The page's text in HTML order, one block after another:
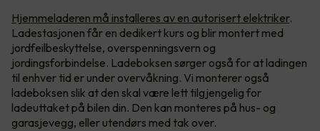
Hjemmeladeren må installeres av en autorisert elektriker.
Ladestasjonen får en dedikert kurs og blir montert med
jordfeilbeskyttelse, overspenningsvern og
jordingsforbindelse. Ladeboksen sørger også for at ladingen
til enhver tid er under overvåkning. Vi monterer også
ladeboksen slik at den skal være lett tilgjengelig for
ladeuttaket på bilen din. Den kan monteres på hus- og
garasjevegg, eller utendørs med tak over.